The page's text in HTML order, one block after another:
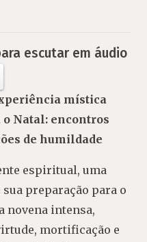
escutar em áudio
mística
Natal: encontros
de humildade
espiritual, uma
sua preparação para o
novena intensa,
mortificação e